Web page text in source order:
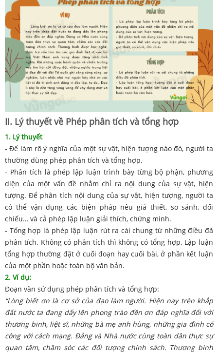
II. Lý thuyết về Phép phân tích và tổng hợp
1. Lý thuyết
- Để làm rõ ý nghĩa của một sự vật, hiện tượng nào đó, người ta
thường dùng phép phân tích và tổng hợp.
- Phân tích là phép lập luận trình bày từng bộ phận, phương
diện của một vấn đề nhằm chỉ ra nội dung của sự vật, hiện
tượng. Để phân tích nội dung của sự vật, hiện tượng, người ta
có thể vận dụng các biện pháp nêu giả thiết, so sánh, đối
chiếu… và cả phép lập luận giải thích, chứng minh.
- Tổng hợp là phép lập luận rút ra cái chung từ những điều đã
phân tích. Không có phân tích thì không có tổng hợp. Lập luận
tổng hợp thường đặt ở cuối đoạn hay cuối bài, ở phần kết luận
của một phần hoặc toàn bộ văn bản.
2. Ví dụ:
Đoạn văn sử dụng phép phân tích và tổng hợp:
“Lòng biết ơn là cơ sở của đạo làm người. Hiện nay trên khắp
đất nước ta đang dấy lên phong trào đền ơn đáp nghĩa đối với
thương binh, liệt sĩ, những bà mẹ anh hùng, những gia đình có
công với cách mạng. Đảng và Nhà nước cùng toàn dân thực sự
quan tâm, chăm sóc các đối tượng chính sách. Thương binh